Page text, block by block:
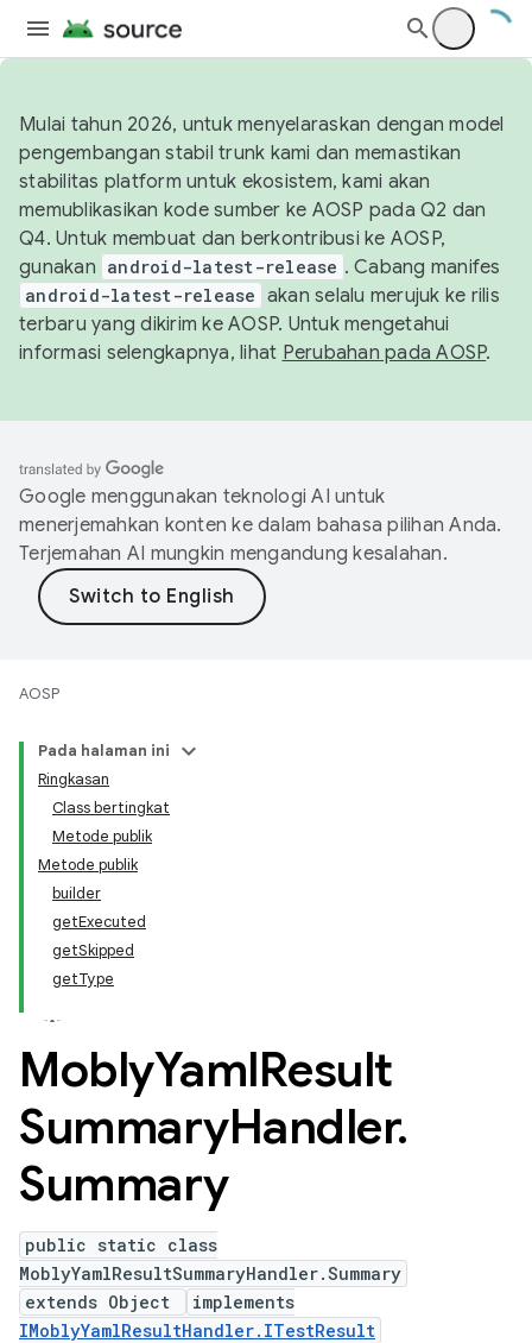
Mulai tahun 2026, untuk menyelaraskan dengan model
pengembangan stabil trunk kami dan memastikan
stabilitas platform untuk ekosistem, kami akan
memublikasikan kode sumber ke AOSP pada Q2 dan
Q4. Untuk membuat dan berkontribusi ke AOSP,
gunakan android-latest-release . Cabang manifes
android-latest-release akan selalu merujuk ke rilis
terbaru yang dikirim ke AOSP. Untuk mengetahui
informasi selengkapnya, lihat Perubahan pada AOSP.
Google menggunakan teknologi AI untuk
menerjemahkan konten ke dalam bahasa pilihan Anda.
Terjemahan AI mungkin mengandung kesalahan.
AOSP
Pada halaman ini
Ringkasan
Class bertingkat
Metode publik
Metode publik
builder
getExecuted
getSkipped
getType
MoblyYamlResult
SummaryHandler.
Summary
public static class
MoblyYamlResultSummaryHandler.Summary
extends Object
implements
IMoblyYamlResultHandler.ITestResult